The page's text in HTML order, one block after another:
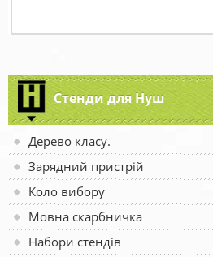
Стенди для Нуш
Дерево класу.
Зарядний пристрій
Коло вибору
Мовна скарбничка
Набори стендів